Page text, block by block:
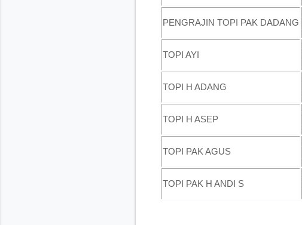
PENGRAJIN TOPI PAK DADANG
TOPI AYI
TOPI H ADANG
TOPI H ASEP
TOPI PAK AGUS
TOPI PAK H ANDI S